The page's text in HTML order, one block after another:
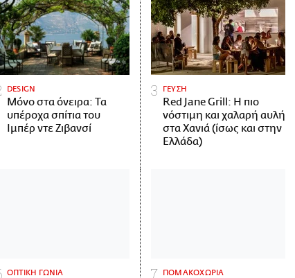
DESIGN
Μόνο στα όνειρα: Τα
υπέροχα σπίτια του
Ιμπέρ ντε Ζιβανσί
ΓΕΥΣΗ
Red Jane Grill: Η πιο
νόστιμη και χαλαρή αυλή
στα Χανιά (ίσως και στην
Ελλάδα)
ΟΠΤΙΚΗ ΓΩΝΙΑ ΠΟΜΑΚΟΧΩΡΙΑ